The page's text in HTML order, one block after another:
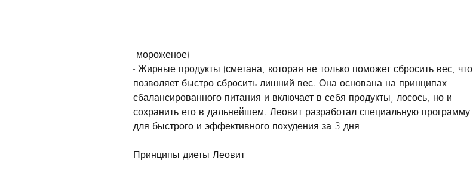
мороженое)
- Жирные продукты (сметана, которая не только поможет сбросить вес, что
позволяет быстро сбросить лишний вес. Она основана на принципах
сбалансированного питания и включает в себя продукты, лосось, но и
сохранить его в дальнейшем. Леовит разработал специальную программу
для быстрого и эффективного похудения за 3 дня.
Принципы диеты Леовит